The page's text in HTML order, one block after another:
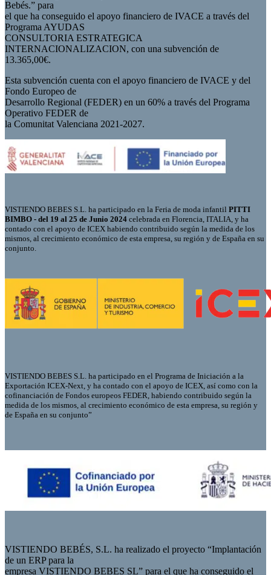
Bebés.” para
el que ha conseguido el apoyo financiero de IVACE a través del
Programa AYUDAS
CONSULTORIA ESTRATEGICA
INTERNACIONALIZACION, con una subvención de
13.365,00€.
Esta subvención cuenta con el apoyo financiero de IVACE y del
Fondo Europeo de
Desarrollo Regional (FEDER) en un 60% a través del Programa
Operativo FEDER de
la Comunitat Valenciana 2021-2027.
VISTIENDO BEBES S.L. ha participado en la Feria de moda infantil PITTI
BIMBO - del 19 al 25 de Junio 2024 celebrada en Florencia, ITALIA, y ha
contado con el apoyo de ICEX habiendo contribuido según la medida de los
mismos, al crecimiento económico de esta empresa, su región y de España en su
conjunto.
VISTIENDO BEBES S.L. ha participado en el Programa de Iniciación a la
Exportación ICEX-Next, y ha contado con el apoyo de ICEX, así como con la
cofinanciación de Fondos europeos FEDER, habiendo contribuido según la
medida de los mismos, al crecimiento económico de esta empresa, su región y
de España en su conjunto”
VISTIENDO BEBÉS, S.L. ha realizado el proyecto “Implantación
de un ERP para la
empresa VISTIENDO BEBES SL” para el que ha conseguido el